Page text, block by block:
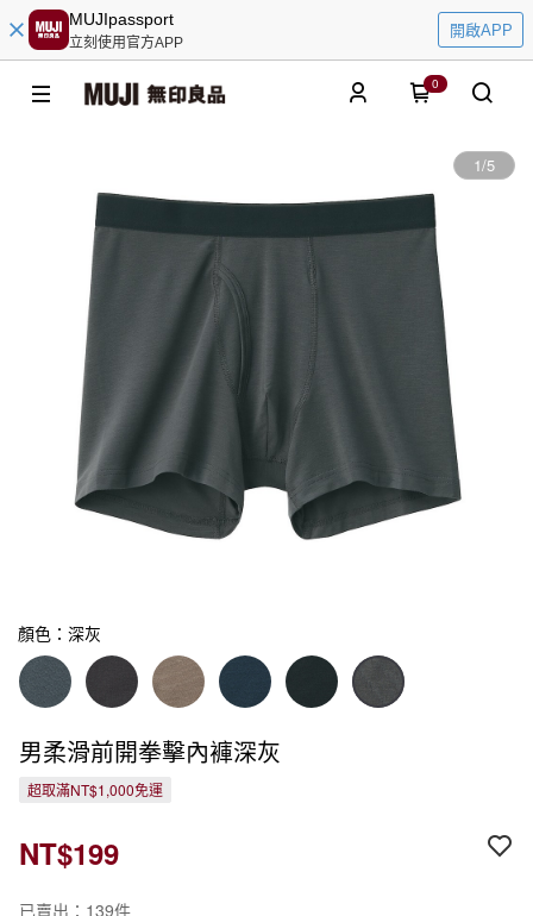
MUJIpassport
立刻使用官方APP
開啟APP
0
1/5
顏色：深灰
男柔滑前開拳擊內褲深灰
超取滿NT$1,000免運
NT$199
已賣出：139件